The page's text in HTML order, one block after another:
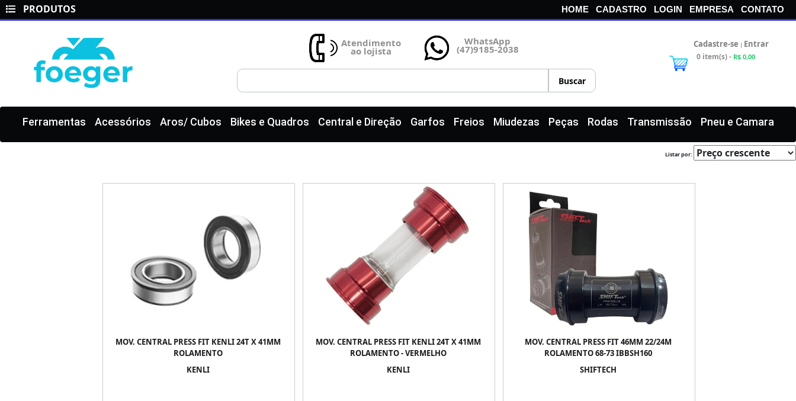
HOME CADASTRO LOGIN EMPRESA CONTATO
PRODUTOS
Atendimento
ao lojista
WhatsApp
(47)9185-2038 Cadastre-se | Entrar
0 item(s) - R$ 0,00
Ferramentas Acessórios Aros/ Cubos Bikes e Quadros Central e Direção Garfos Freios Miudezas Peças Rodas Transmissão Pneu e Camara
Listar por:
MOV. CENTRAL PRESS FIT KENLI 24T X 41MM
ROLAMENTO
KENLI
MOV. CENTRAL PRESS FIT KENLI 24T X 41MM
ROLAMENTO - VERMELHO
KENLI
MOV. CENTRAL PRESS FIT 46MM 22/24M
ROLAMENTO 68-73 IBBSH160
SHIFTECH